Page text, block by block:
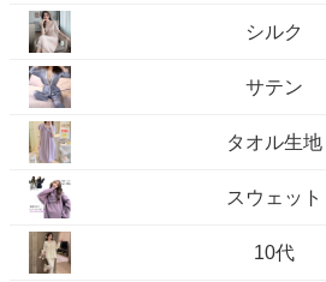
シルク
サテン
タオル生地
スウェット
10代